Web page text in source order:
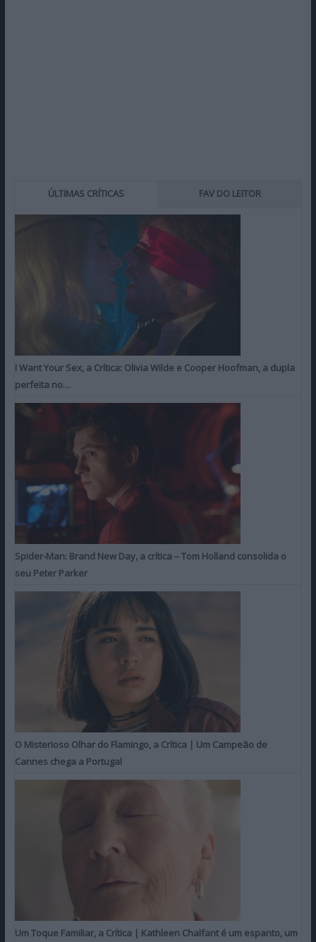
ÚLTIMAS CRÍTICAS FAV DO LEITOR
I Want Your Sex, a Crítica: Olivia Wilde e Cooper Hoofman, a dupla
perfeita no…
Spider-Man: Brand New Day, a crítica – Tom Holland consolida o
seu Peter Parker
O Misterioso Olhar do Flamingo, a Crítica | Um Campeão de
Cannes chega a Portugal
Um Toque Familiar, a Crítica | Kathleen Chalfant é um espanto, um